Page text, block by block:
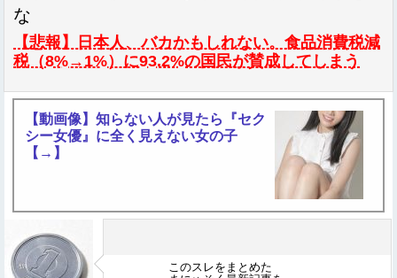
な
【悲報】日本人、バカかもしれない。食品消費税減
税（8%→1%）に93.2%の国民が賛成してしまう
【動画像】知らない人が見たら『セク
シー女優』に全く見えない女の子
【→】
このスレをまとめた